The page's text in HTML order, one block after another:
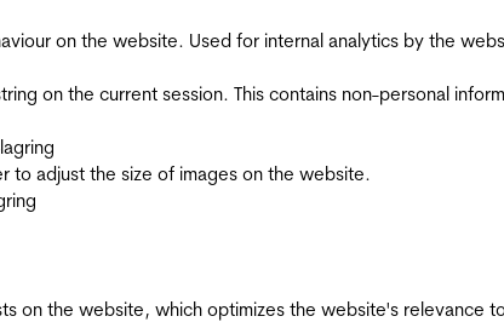
on the website. Used for internal analytics by the
on the current session. This contains non-personal
to adjust the size of images on the website.
on the website, which optimizes the website's